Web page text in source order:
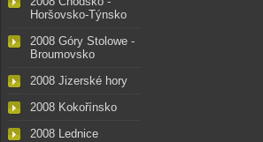
Horšovsko-Týnsko
2008 Góry Stolowe -
Broumovsko
2008 Jizerské hory
2008 Kokořínsko
2008 Lednice